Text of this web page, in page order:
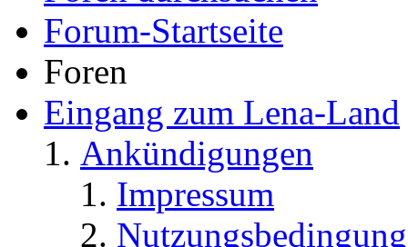
Forum-Startseite
Foren
Eingang zum Lena-Land
Ankündigungen
Impressum